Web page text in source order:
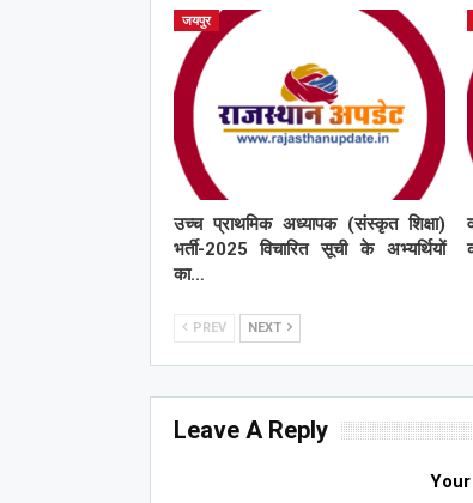
जयपुर
उच्च प्राथमिक अध्यापक (संस्कृत शिक्षा)
भर्ती-2025 विचारित सूची के अभ्यर्थियों
का…
PREV NEXT
Leave A Reply